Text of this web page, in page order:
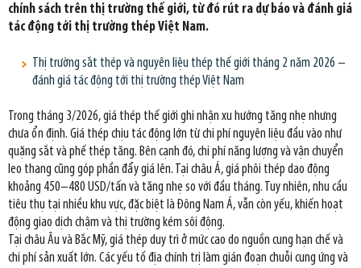
chính sách trên thị trường thế giới, từ đó rút ra dự báo và đánh giá
tác động tới thị trường thép Việt Nam.
Thị trường sắt thép và nguyên liệu thép thế giới tháng 2 năm 2026 –
đánh giá tác động tới thị trường thép Việt Nam
Trong tháng 3/2026, giá thép thế giới ghi nhận xu hướng tăng nhẹ nhưng
chưa ổn định. Giá thép chịu tác động lớn từ chi phí nguyên liệu đầu vào như
quặng sắt và phế thép tăng. Bên cạnh đó, chi phí năng lượng và vận chuyển
leo thang cũng góp phần đẩy giá lên. Tại châu Á, giá phôi thép dao động
khoảng 450–480 USD/tấn và tăng nhẹ so với đầu tháng. Tuy nhiên, nhu cầu
tiêu thụ tại nhiều khu vực, đặc biệt là Đông Nam Á, vẫn còn yếu, khiến hoạt
động giao dịch chậm và thị trường kém sôi động.
Tại châu Âu và Bắc Mỹ, giá thép duy trì ở mức cao do nguồn cung hạn chế và
chi phí sản xuất lớn. Các yếu tố địa chính trị làm gián đoạn chuỗi cung ứng và